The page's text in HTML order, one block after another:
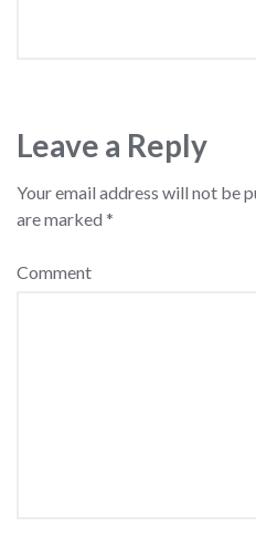
Leave a Reply
Your email address will not be
are marked *
Comment